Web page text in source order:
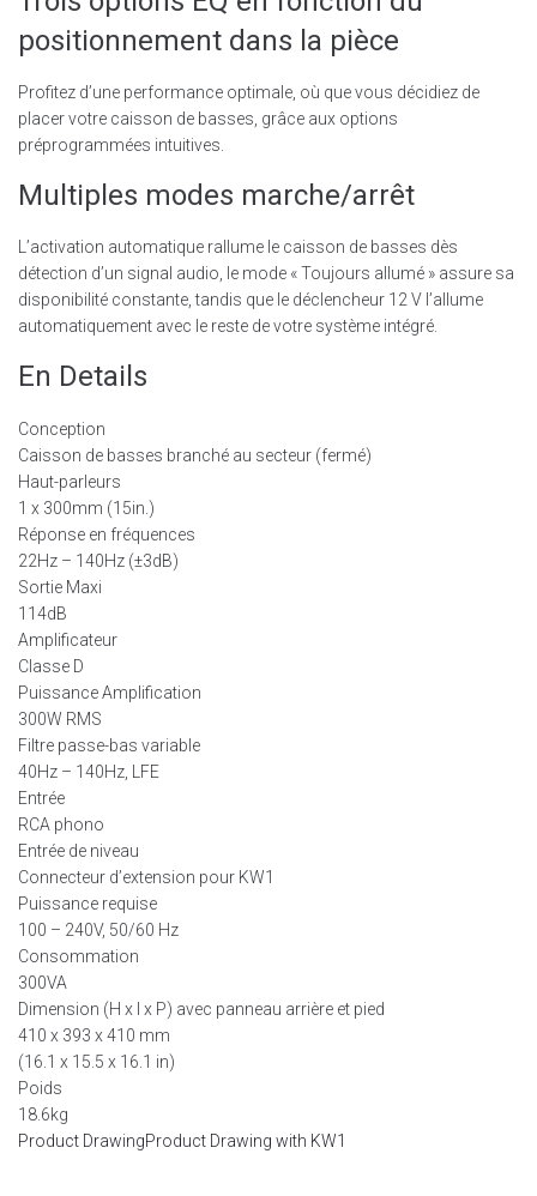
positionnement dans la pièce
Profitez d’une performance optimale, où que vous décidiez de
placer votre caisson de basses, grâce aux options
préprogrammées intuitives.
Multiples modes marche/arrêt
L’activation automatique rallume le caisson de basses dès
détection d’un signal audio, le mode « Toujours allumé » assure sa
disponibilité constante, tandis que le déclencheur 12 V l’allume
automatiquement avec le reste de votre système intégré.
En Details
Conception
Caisson de basses branché au secteur (fermé)
Haut-parleurs
1 x 300mm (15in.)
Réponse en fréquences
22Hz – 140Hz (±3dB)
Sortie Maxi
114dB
Amplificateur
Classe D
Puissance Amplification
300W RMS
Filtre passe-bas variable
40Hz – 140Hz, LFE
Entrée
RCA phono
Entrée de niveau
Connecteur d’extension pour KW1
Puissance requise
100 – 240V, 50/60 Hz
Consommation
300VA
Dimension (H x l x P) avec panneau arrière et pied
410 x 393 x 410 mm
(16.1 x 15.5 x 16.1 in)
Poids
18.6kg
Product DrawingProduct Drawing with KW1